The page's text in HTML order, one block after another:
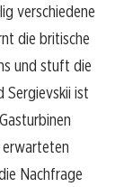
verschiedene
die britische
und stuft die
Sergievskii ist
erwarteten
Nachfrage